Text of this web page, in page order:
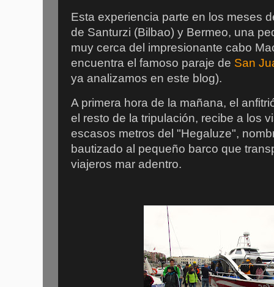
Esta experiencia parte en los meses
de Santurzi (Bilbao) y Bermeo, una
muy cerca del impresionante cabo
encuentra el famoso paraje de San
ya analizamos en este blog).
A primera hora de la mañana, el
el resto de la tripulación, recibe a los
escasos metros del "Hegaluze",
bautizado al pequeño barco que
viajeros mar adentro.